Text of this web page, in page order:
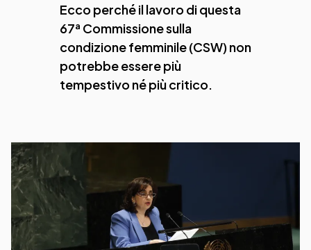
Ecco perché il lavoro di questa
67ª Commissione sulla
condizione femminile (CSW) non
potrebbe essere più
tempestivo né più critico.